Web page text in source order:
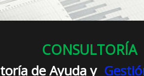
CONSULTORÍA
de Ayuda y